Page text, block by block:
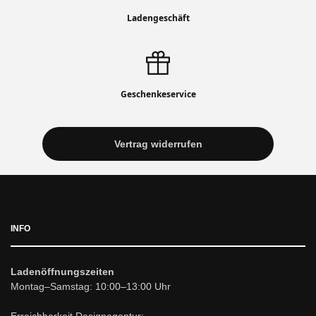
Ladengeschäft
Geschenkeservice
Vertrag widerrufen
INFO
Ladenöffnungszeiten
Montag–Samstag: 10:00–13:00 Uhr